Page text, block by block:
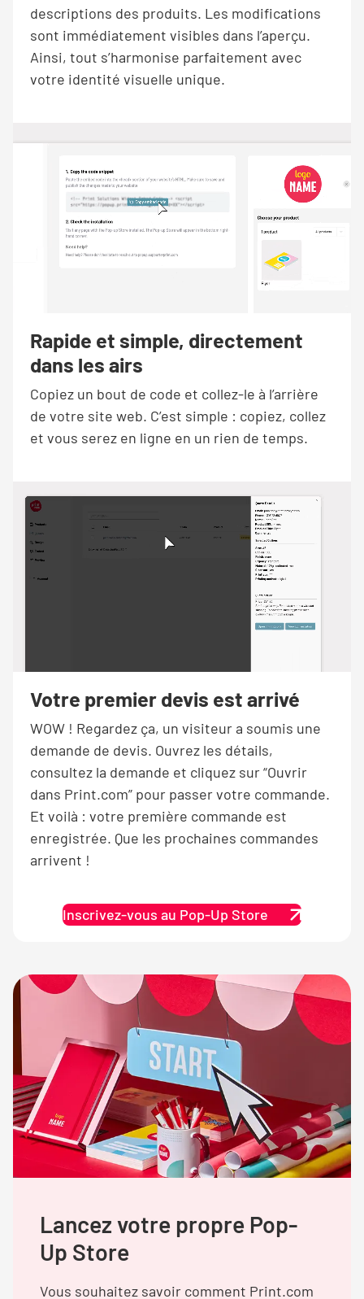
descriptions des produits. Les modifications
sont immédiatement visibles dans l’aperçu.
Ainsi, tout s’harmonise parfaitement avec
votre identité visuelle unique.
Rapide et simple, directement
dans les airs
Copiez un bout de code et collez-le à l’arrière
de votre site web. C’est simple : copiez, collez
et vous serez en ligne en un rien de temps.
Votre premier devis est arrivé
WOW ! Regardez ça, un visiteur a soumis une
demande de devis. Ouvrez les détails,
consultez la demande et cliquez sur “Ouvrir
dans Print.com” pour passer votre commande.
Et voilà : votre première commande est
enregistrée. Que les prochaines commandes
arrivent !
Inscrivez-vous au Pop-Up Store
Lancez votre propre Pop-
Up Store
Vous souhaitez savoir comment Print.com